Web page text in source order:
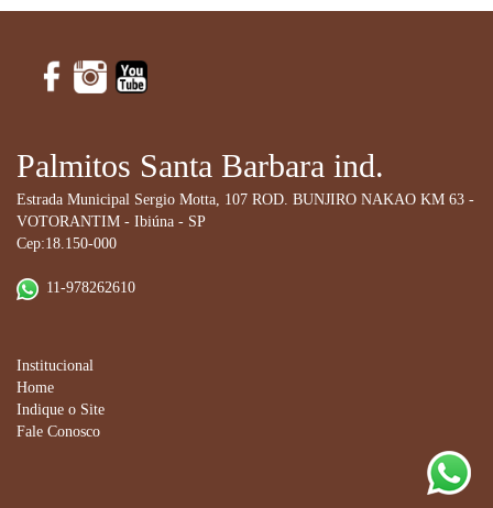
Palmitos Santa Barbara ind.
Estrada Municipal Sergio Motta, 107 ROD. BUNJIRO NAKAO KM 63 -
VOTORANTIM - Ibiúna - SP
Cep:18.150-000
11-978262610
Institucional
Home
Indique o Site
Fale Conosco